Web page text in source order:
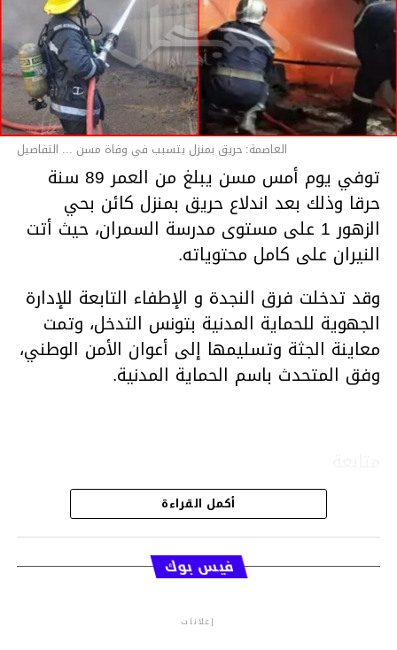
العاصمة: حريق بمنزل يتسبب في وفاة مسن ... التفاصيل
توفي يوم أمس مسن يبلغ من العمر 89 سنة
حرقا وذلك بعد اندلاع حريق بمنزل كائن بحي
الزهور 1 على مستوى مدرسة السمران، حيث أتت
النيران على كامل محتوياته.
وقد تدخلت فرق النجدة و الإطفاء التابعة للإدارة
الجهوية للحماية المدنية بتونس التدخل، وتمت
معاينة الجثة وتسليمها إلى أعوان الأمن الوطني،
وفق المتحدث باسم الحماية المدنية.
قسم الاخبار
أكمل القراءة
فيس بوك
إعلانات